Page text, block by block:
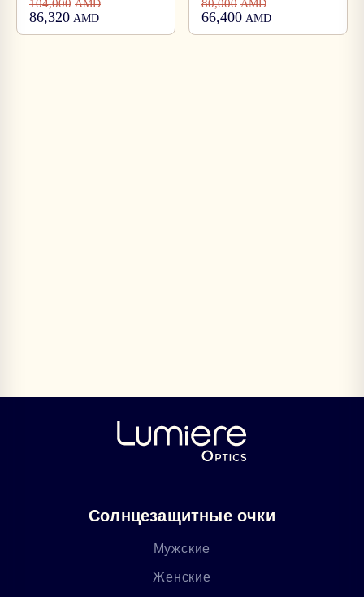
104,000 AMD
86,320 AMD
80,000 AMD
66,400 AMD
Солнцезащитные очки
Мужские
Женские